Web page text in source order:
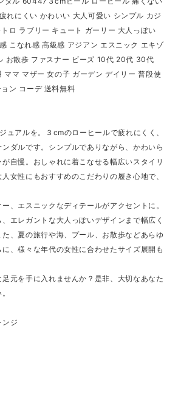
れにくい かわいい 大人可愛い シンプル カジ
ロ ラブリー キュート ガーリー 大人っぽい
こなれ感 高級感 アジアン エスニック エキゾ
お散歩 ファスナー ビーズ 10代 20代 30代
マ マザー 女の子 ガーデン デイリー 普段使
ン コーデ 送料無料
ュアルを。３cmのローヒールで疲れにくく、
ダルです。シンプルでありながら、かわいら
自慢。おしゃれに着こなせる幅広いスタイリ
女性にもおすすめのこだわりの履き心地で、
、エスニックなディテールがアクセントに。
エレガントな大人っぽいデザインまで幅広く
、夏の旅行や海、プール、お散歩などあらゆ
、様々な年代の女性に合わせたサイズ展開も
元を手に入れませんか？是非、大切なあなた
ンジ